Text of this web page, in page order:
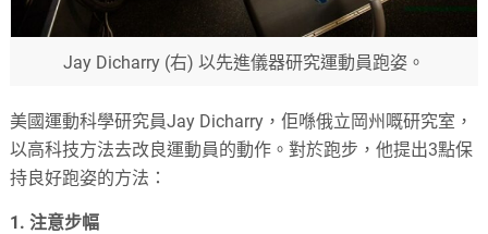
Jay Dicharry (右) 以先進儀器研究運動員跑姿。
美國運動科學研究員Jay Dicharry，佢喺俄立岡州嘅研究室，
以高科技方法去改良運動員的動作。對於跑步，他提出3點保
持良好跑姿的方法：
1. 注意步幅